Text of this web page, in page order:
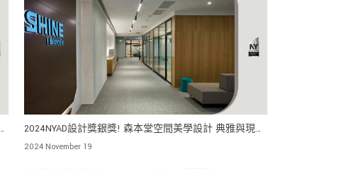
2024NYAD設計獎銀獎! 森本堂空間美學設計 典雅與現代
兼具的辦公室 營造舒適優雅的工作空間
2024 November 19